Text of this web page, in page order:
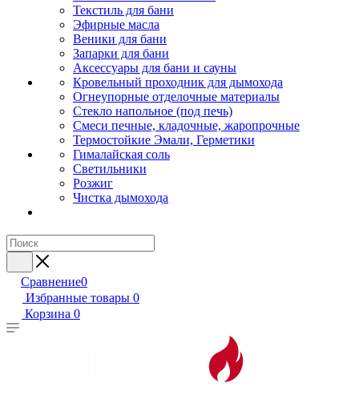
Текстиль для бани
Эфирные масла
Веники для бани
Запарки для бани
Аксессуары для бани и сауны
Кровельный проходник для дымохода
Огнеупорные отделочные материалы
Стекло напольное (под печь)
Смеси печные, кладочные, жаропрочные
Термостойкие Эмали, Герметики
Гималайская соль
Светильники
Розжиг
Чистка дымохода
Сравнение0
Избранные товары 0
Корзина 0